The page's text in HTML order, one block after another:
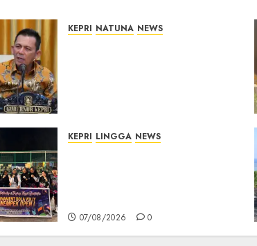
KEPRI NATUNA NEWS
KEPRI LINGGA NEWS
07/08/2026 0